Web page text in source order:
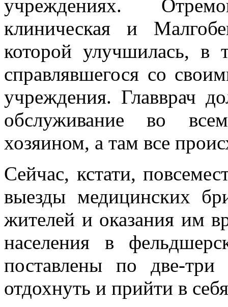
учреждениях.
клиническая и
которой улучшилась,
справлявшегося со
учреждения. Главврач
обслуживание во
хозяином, а там все
Сейчас, кстати,
выезды медицинских
жителей и оказания им
населения в
поставлены по две-
отдохнуть и прийти в